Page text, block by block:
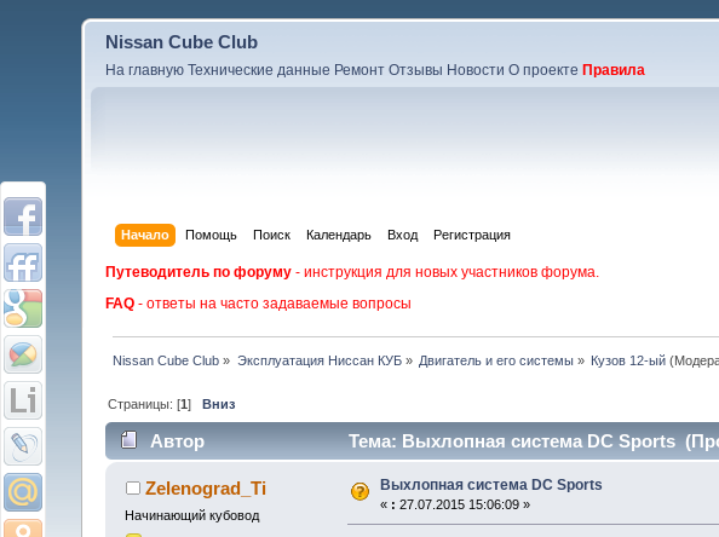
Nissan Cube Club
На главную Технические данные Ремонт Отзывы Новости О проекте Правила
Начало Помощь Поиск Календарь Вход Регистрация
Путеводитель по форуму - инструкция для новых участников форума.
FAQ - ответы на часто задаваемые вопросы
Nissan Cube Club » Эксплуатация Ниссан КУБ» Двигатель и его системы » Кузов 12-ый
Страницы: [1]Вниз
Автор Тема: Выхлопная система DC Sports
Zelenograd_Ti
Начинающий кубовод
Выхлопная система DC Sports
« : 27.07.2015 15:06:09 »